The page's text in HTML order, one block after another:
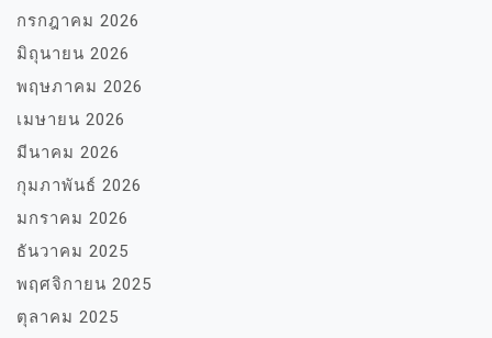
กรกฎาคม 2026
มิถุนายน 2026
พฤษภาคม 2026
เมษายน 2026
มีนาคม 2026
กุมภาพันธ์ 2026
มกราคม 2026
ธันวาคม 2025
พฤศจิกายน 2025
ตุลาคม 2025